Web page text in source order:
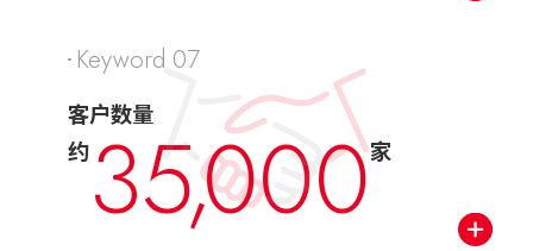
Keyword 07
客户数量
约35,000家